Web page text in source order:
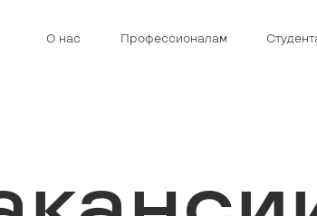
О нас Профессионалам